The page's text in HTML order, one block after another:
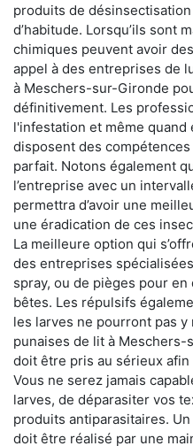
produits de
d’habitude. Lorsqu’ils sont
chimiques peuvent avoir
appel à des entreprises de
à Meschers-sur-Gironde
définitivement. Les
l'infestation et même
disposent des
parfait. Notons également
l’entreprise avec un
permettra d’avoir une
une éradication de ces
La meilleure option qui
des entreprises
spray, ou de pièges pour
bêtes. Les répulsifs
les larves ne pourront pas
punaises de lit à
doit être pris au sérieux afin
Vous ne serez jamais
larves, de déparasiter vos
produits antiparasitaires.
doit être réalisé par une